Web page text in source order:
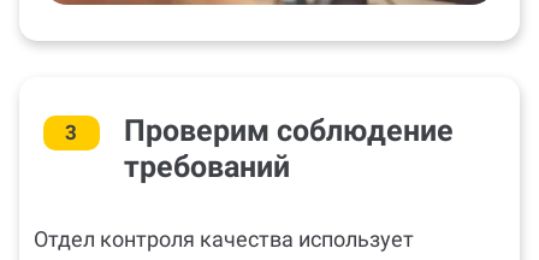
3
Проверим соблюдение
требований
Отдел контроля качества использует